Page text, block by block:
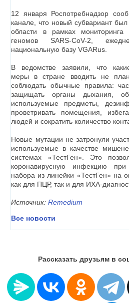
12 января Роспотребнадзор
канале, что новый субвариант
области в рамках мониторинга
геномов SARS-CoV-2,
национальную базу VGARus.
В ведомстве заявили, что
меры в стране вводить не
соблюдать обычные правила:
защищать органы дыхания,
используемые предметы,
проветривать помещения,
людей и сократить количество
Новые мутации не затронули
используемые в качестве
системах «ТестГен». Это
коронавирусную инфекцию при
набора из линейки «ТестГен» на
как для ПЦР, так и для ИХА-
Источник:Remedium
Все новости
Рассказать друзьям в